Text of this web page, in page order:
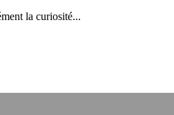
la curiosité...